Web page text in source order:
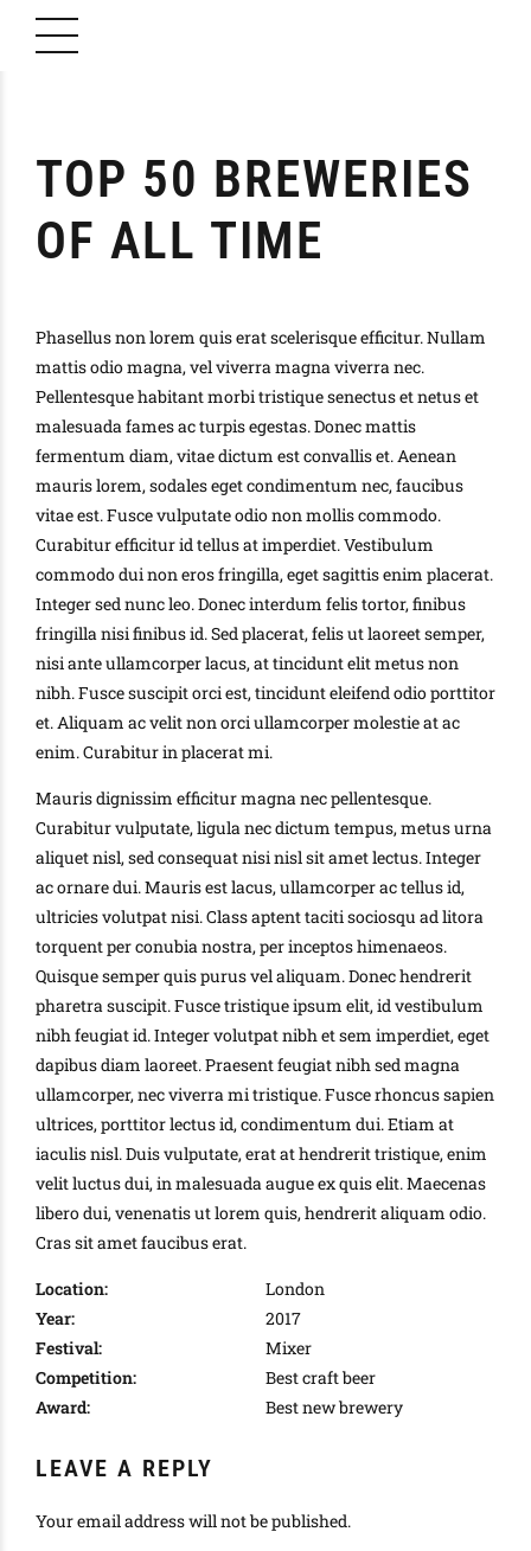
TOP 50 BREWERIES
OF ALL TIME
Phasellus non lorem quis erat scelerisque efficitur. Nullam
mattis odio magna, vel viverra magna viverra nec.
Pellentesque habitant morbi tristique senectus et netus et
malesuada fames ac turpis egestas. Donec mattis
fermentum diam, vitae dictum est convallis et. Aenean
mauris lorem, sodales eget condimentum nec, faucibus
vitae est. Fusce vulputate odio non mollis commodo.
Curabitur efficitur id tellus at imperdiet. Vestibulum
commodo dui non eros fringilla, eget sagittis enim placerat.
Integer sed nunc leo. Donec interdum felis tortor, finibus
fringilla nisi finibus id. Sed placerat, felis ut laoreet semper,
nisi ante ullamcorper lacus, at tincidunt elit metus non
nibh. Fusce suscipit orci est, tincidunt eleifend odio porttitor
et. Aliquam ac velit non orci ullamcorper molestie at ac
enim. Curabitur in placerat mi.
Mauris dignissim efficitur magna nec pellentesque.
Curabitur vulputate, ligula nec dictum tempus, metus urna
aliquet nisl, sed consequat nisi nisl sit amet lectus. Integer
ac ornare dui. Mauris est lacus, ullamcorper ac tellus id,
ultricies volutpat nisi. Class aptent taciti sociosqu ad litora
torquent per conubia nostra, per inceptos himenaeos.
Quisque semper quis purus vel aliquam. Donec hendrerit
pharetra suscipit. Fusce tristique ipsum elit, id vestibulum
nibh feugiat id. Integer volutpat nibh et sem imperdiet, eget
dapibus diam laoreet. Praesent feugiat nibh sed magna
ullamcorper, nec viverra mi tristique. Fusce rhoncus sapien
ultrices, porttitor lectus id, condimentum dui. Etiam at
iaculis nisl. Duis vulputate, erat at hendrerit tristique, enim
velit luctus dui, in malesuada augue ex quis elit. Maecenas
libero dui, venenatis ut lorem quis, hendrerit aliquam odio.
Cras sit amet faucibus erat.
Location:
London
Year:
2017
Festival:
Mixer
Competition:
Best craft beer
Award:
Best new brewery
LEAVE A REPLY
Your email address will not be published.